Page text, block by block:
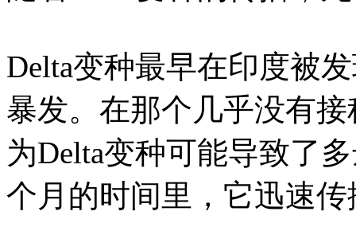
Delta变种最早在印度被
暴发。在那个几乎没有
为Delta变种可能导致了
个月的时间里，它迅速